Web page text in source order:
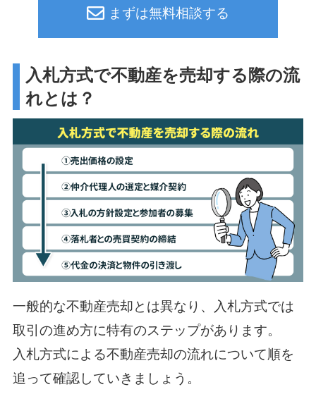
まずは無料相談する
入札方式で不動産を売却する際の流
れとは？
一般的な不動産売却とは異なり、入札方式では
取引の進め方に特有のステップがあります。
入札方式による不動産売却の流れについて順を
追って確認していきましょう。